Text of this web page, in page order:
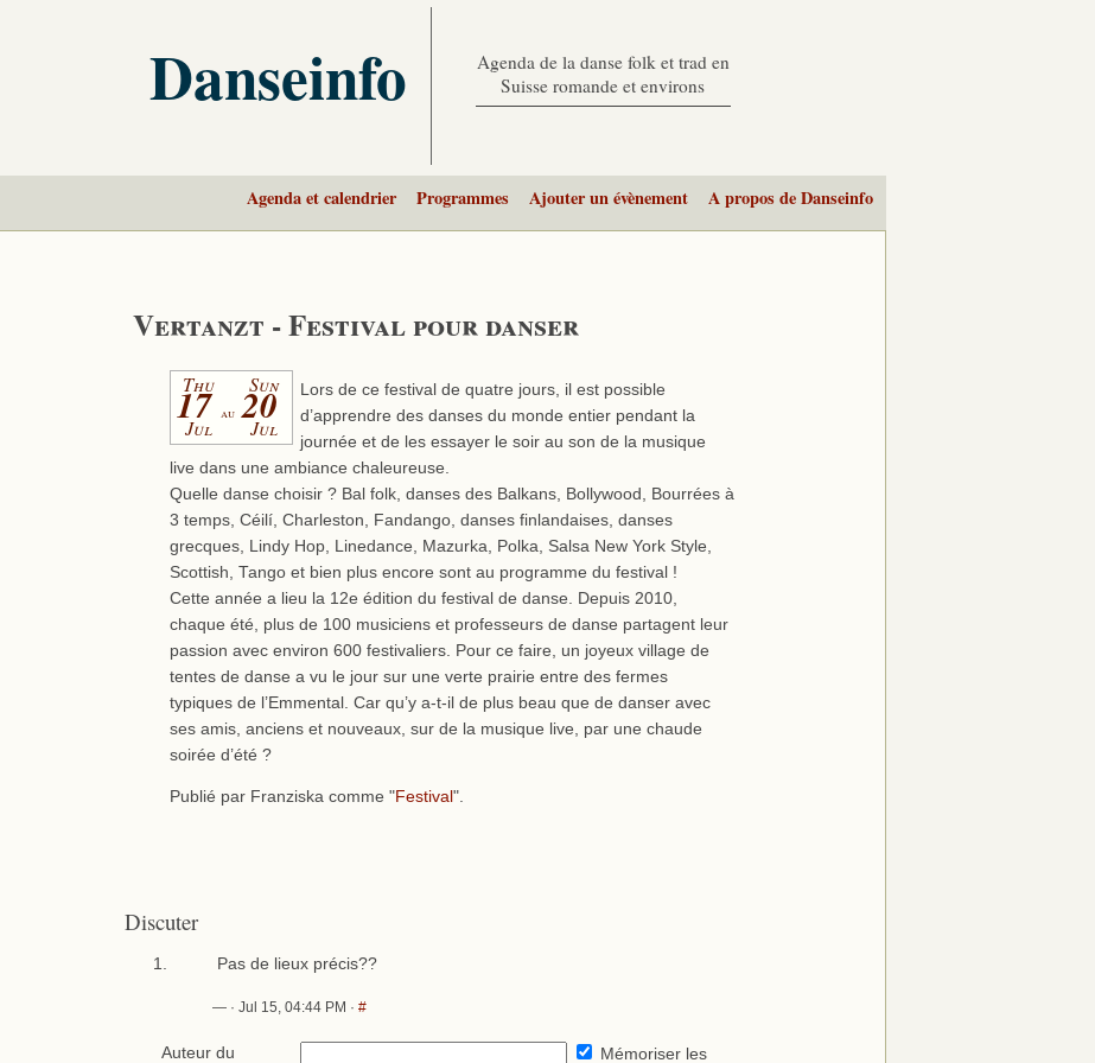
Danseinfo
Agenda de la danse folk et trad en
Suisse romande et environs
Agenda et calendrier Programmes Ajouter un évènement A propos de Danseinfo
Vertanzt - Festival pour danser
Thu
17
Jul
au
Sun
20
Jul
Lors de ce festival de quatre jours, il est possible
d’apprendre des danses du monde entier pendant la
journée et de les essayer le soir au son de la musique
live dans une ambiance chaleureuse.
Quelle danse choisir ? Bal folk, danses des Balkans, Bollywood, Bourrées à
3 temps, Céilí, Charleston, Fandango, danses finlandaises, danses
grecques, Lindy Hop, Linedance, Mazurka, Polka, Salsa New York Style,
Scottish, Tango et bien plus encore sont au programme du festival !
Cette année a lieu la 12e édition du festival de danse. Depuis 2010,
chaque été, plus de 100 musiciens et professeurs de danse partagent leur
passion avec environ 600 festivaliers. Pour ce faire, un joyeux village de
tentes de danse a vu le jour sur une verte prairie entre des fermes
typiques de l’Emmental. Car qu’y a-t-il de plus beau que de danser avec
ses amis, anciens et nouveaux, sur de la musique live, par une chaude
soirée d’été ?
Publié par Franziska comme "Festival ".
Discuter
Pas de lieux précis??
— · Jul 15, 04:44 PM · #
Auteur du Mémoriser les